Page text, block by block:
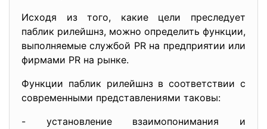
Исходя из того, какие цели преследует
паблик рилейшнз, можно определить функции,
выполняемые службой PR на предприятии или
фирмами PR на рынке.
Функции паблик рилейшнз в соответствии с
современными представлениями таковы:
- установление взаимопонимания и